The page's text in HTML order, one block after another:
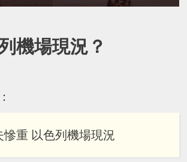
機場現況？
慘重 以色列機場現況